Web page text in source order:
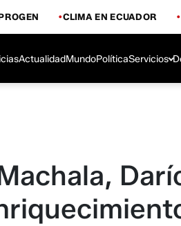
CLIMA EN ECUADOR
ActualidadMundoPolíticaServicios